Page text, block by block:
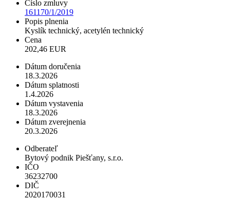
Číslo zmluvy
161170/1/2019
Popis plnenia
Kyslík technický, acetylén technický
Cena
202,46 EUR
Dátum doručenia
18.3.2026
Dátum splatnosti
1.4.2026
Dátum vystavenia
18.3.2026
Dátum zverejnenia
20.3.2026
Odberateľ
Bytový podnik Piešťany, s.r.o.
IČO
36232700
DIČ
2020170031